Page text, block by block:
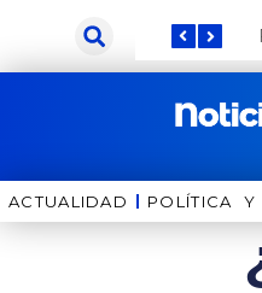
contenido
ACTUALIDAD POLÍTICA Y